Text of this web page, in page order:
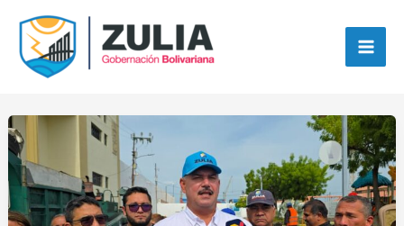
contenido
contenido